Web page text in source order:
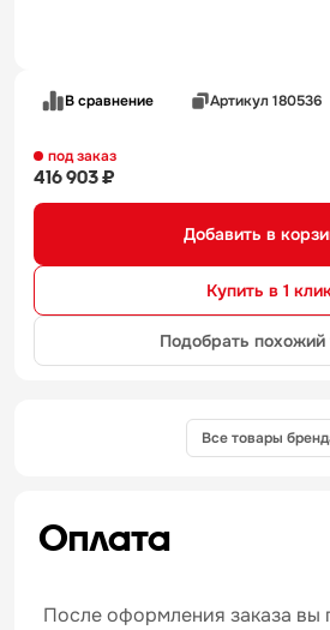
В сравнение Артикул 180536
под заказ
416 903 ₽
Добавить в
Купить в 1
Подобрать похожий
Все товары
Оплата
После оформления заказа вы